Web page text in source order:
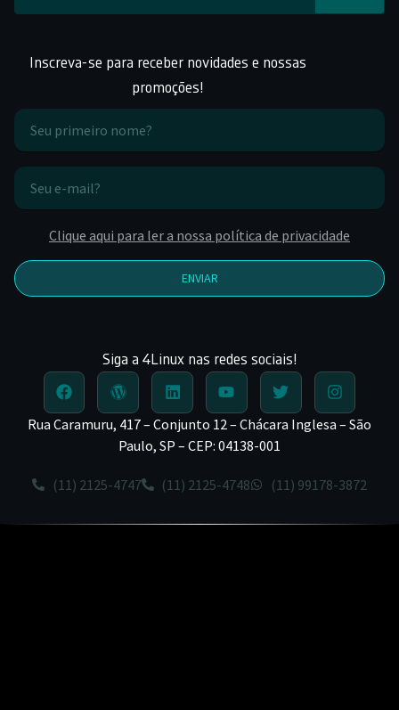
Inscreva-se para receber novidades e nossas
promoções!
Clique aqui para ler a nossa política de privacidade
ENVIAR
Siga a 4Linux nas redes sociais!
Rua Caramuru, 417 – Conjunto 12 – Chácara Inglesa – São
Paulo, SP – CEP: 04138-001
(11) 2125-4747 (11) 2125-4748 (11) 99178-3872